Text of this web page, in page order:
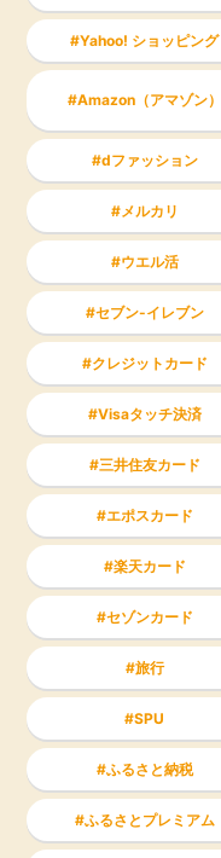
Yahoo! ショッピング
Amazon（アマゾン）
dファッション
メルカリ
ウエル活
セブン-イレブン
クレジットカード
Visaタッチ決済
三井住友カード
エポスカード
楽天カード
セゾンカード
旅行
SPU
ふるさと納税
ふるさとプレミアム